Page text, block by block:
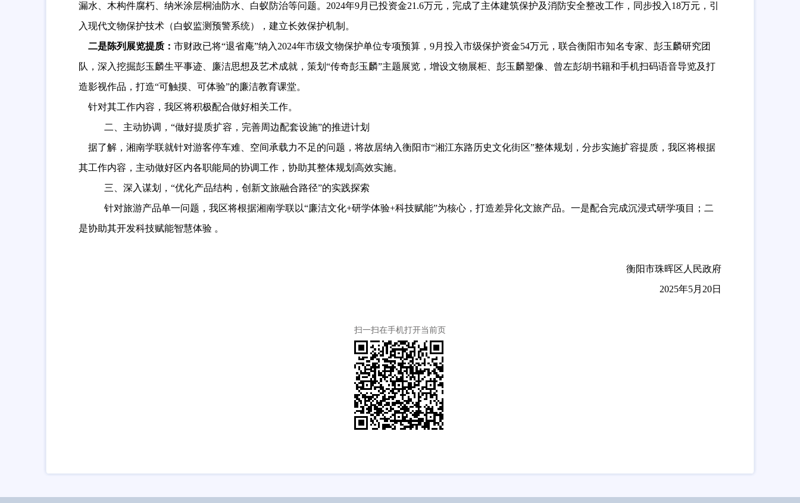
漏水、木构件腐朽、纳米涂层桐油防水 白蚁防治等问题。 2024年9月 已投资金21.6万元，完成了主体建筑保护及消防安全整改工作 ，同步投入 18万元， 引
入现代文物保护技术（白蚁监测预警系统），建立长效保护机制。
二是陈列展览提质 ： 市财政已将“退省庵”纳入 2024年市级文物保护单位专项预算， 9月投入市级保护资金54万元， 联合衡阳市知名专家、彭玉麟研究团
队，深入挖掘彭玉麟生平事迹、廉洁思想及艺术成就，策划 “传奇彭玉麟”主题展览，增设文物展柜
彭玉麟塑像、曾左彭胡书籍和手机扫码语音导览及打
造影视作品 ，打造“可触摸、可体验”的廉洁教育课堂。
针对其工作内容，我区将积极配合做好相关工作。
二、 主动协调， “做好提质扩容，完善周边配套设施”的推进计划
据了解，湘南学联就针对游客停车难、空间承载力不足的问题，将故居纳入衡阳市“湘江东路历史文化街区”整体规划，分步实施扩容提质 ， 我区将根据
其工作内容，主动做好区内各职能局的协调工作，协助其整体规划高效实施。
三
深入谋划， “优化产品结构，创新文旅融合路径”的实践探索
针对旅游产品单一问题，我区将根据湘南学联 以“廉洁文化+研学体验+科技赋能”为核心，打造差异化文旅产品。 一是配合完成沉浸式研学项目 ； 二
是协助其开发科技赋能智慧体验 。
衡阳市珠晖区人民政府
2025年5月 20日
扫一扫在手机打开当前页